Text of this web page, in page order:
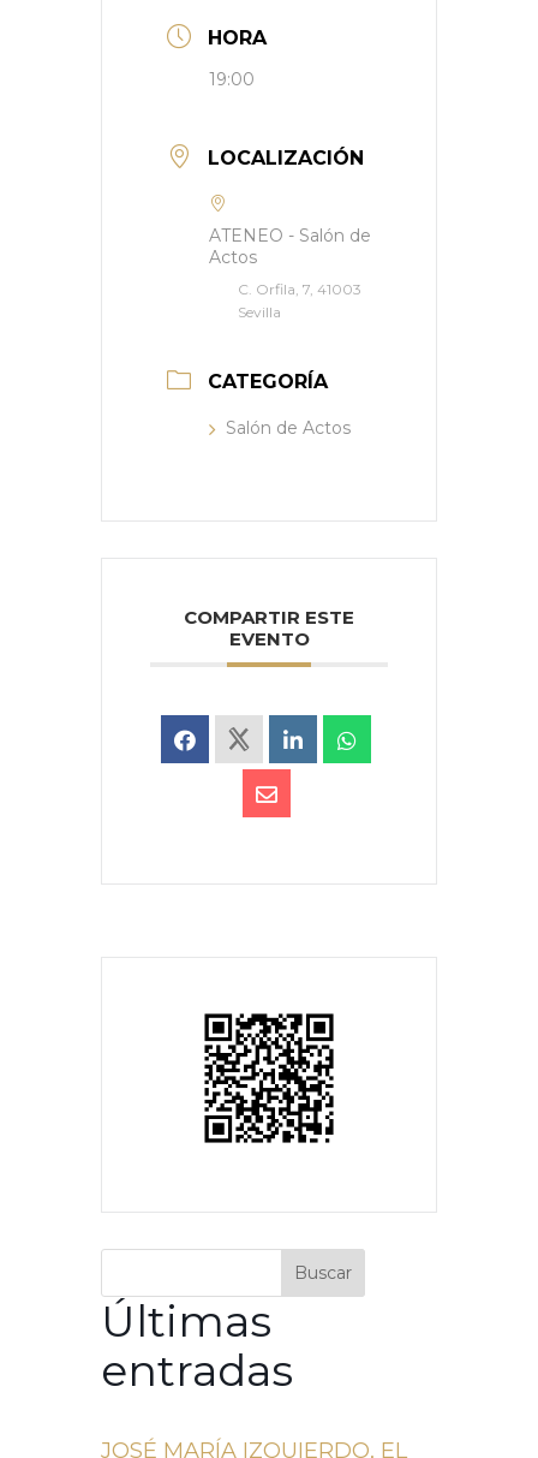
HORA
19:00
LOCALIZACIÓN
ATENEO - Salón de
Actos
C. Orfila, 7, 41003
Sevilla
CATEGORÍA
Salón de Actos
COMPARTIR ESTE
EVENTO
Buscar
Últimas
entradas
JOSÉ MARÍA IZQUIERDO, EL